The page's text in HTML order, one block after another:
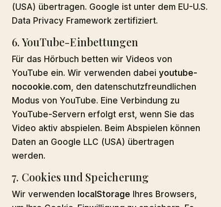
(USA) übertragen. Google ist unter dem EU-U.S.
Data Privacy Framework zertifiziert.
6. YouTube-Einbettungen
Für das Hörbuch betten wir Videos von
YouTube ein. Wir verwenden dabei youtube-
nocookie.com, den datenschutzfreundlichen
Modus von YouTube. Eine Verbindung zu
YouTube-Servern erfolgt erst, wenn Sie das
Video aktiv abspielen. Beim Abspielen können
Daten an Google LLC (USA) übertragen
werden.
7. Cookies und Speicherung
Wir verwenden localStorage Ihres Browsers,